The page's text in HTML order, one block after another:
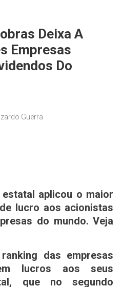
Deixa A
Empresas
Do
Guerra
aplicou o maior
lucro aos acionistas
do mundo. Veja
das empresas
lucros aos seus
que no segundo